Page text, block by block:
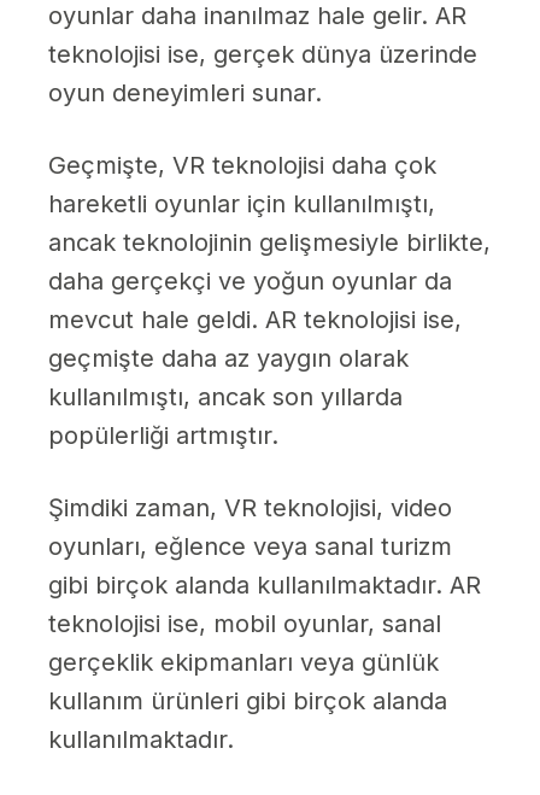
oyunlar daha inanılmaz hale gelir. AR
teknolojisi ise, gerçek dünya üzerinde
oyun deneyimleri sunar.
Geçmişte, VR teknolojisi daha çok
hareketli oyunlar için kullanılmıştı,
ancak teknolojinin gelişmesiyle birlikte,
daha gerçekçi ve yoğun oyunlar da
mevcut hale geldi. AR teknolojisi ise,
geçmişte daha az yaygın olarak
kullanılmıştı, ancak son yıllarda
popülerliği artmıştır.
Şimdiki zaman, VR teknolojisi, video
oyunları, eğlence veya sanal turizm
gibi birçok alanda kullanılmaktadır. AR
teknolojisi ise, mobil oyunlar, sanal
gerçeklik ekipmanları veya günlük
kullanım ürünleri gibi birçok alanda
kullanılmaktadır.